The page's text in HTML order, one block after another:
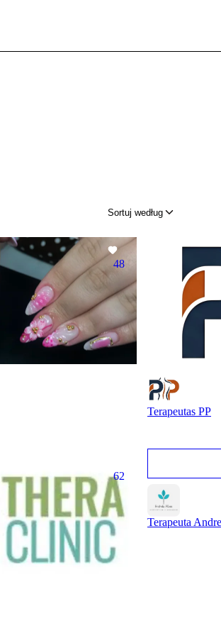
Sortuj według
48
Terapeutas PP
62
Terapeuta